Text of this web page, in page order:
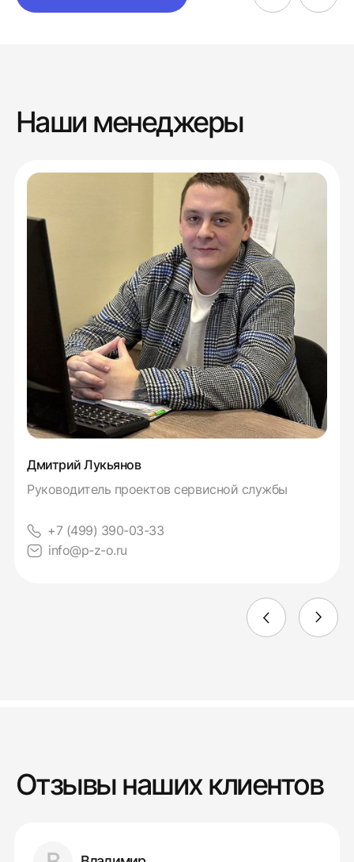
Наши менеджеры
Дмитрий Лукьянов
Руководитель проектов сервисной службы
+7 (499) 390-03-33
info@p-z-o.ru
Отзывы наших клиентов